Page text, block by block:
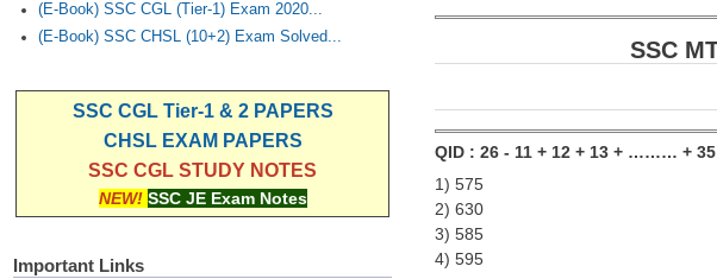
SSC
QID : 26 - 11 + 12 + 13 + ……… + 35
1) 575
2) 630
3) 585
4) 595
(E-Book) SSC CGL (Tier-1) Exam 2020...
(E-Book) SSC CHSL (10+2) Exam Solved...
SSC CGL Tier-1 & 2 PAPERS
CHSL EXAM PAPERS
SSC CGL STUDY NOTES
NEW! SSC JE Exam Notes
Important Links